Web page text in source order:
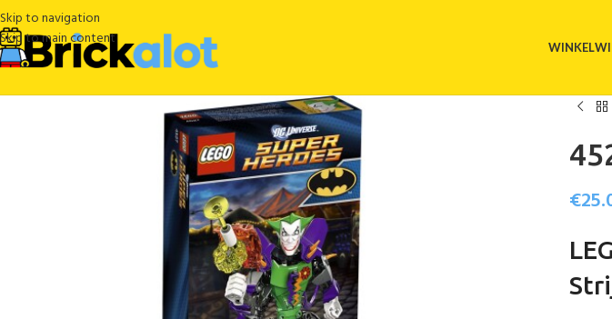
Skip to navigation
Skip to main content
WINKEL
€